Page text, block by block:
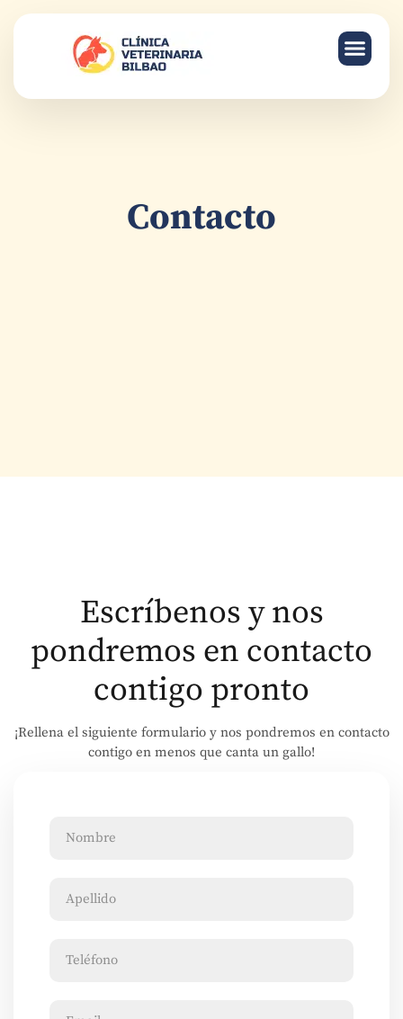
Contacto
Escríbenos y nos
pondremos en contacto
contigo pronto
¡Rellena el siguiente formulario y nos pondremos en contacto
contigo en menos que canta un gallo!